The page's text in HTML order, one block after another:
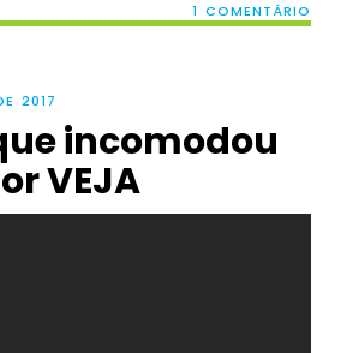
1 COMENTÁRIO
2017
incomodou
VEJA